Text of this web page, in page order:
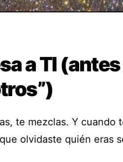
a TI
te mezclas. Y cuando
olvidaste quién eras